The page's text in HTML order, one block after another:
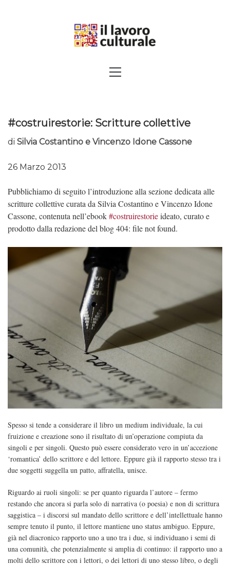
SAPERI, AFFACCIARSI SUL
Menu
#costruirestorie: Scritture collettive
di Silvia Costantino e Vincenzo Idone Cassone
26 Marzo 2013
Pubblichiamo di seguito l’introduzione alla sezione dedicata alle
scritture collettive curata da Silvia Costantino e Vincenzo Idone
Cassone, contenuta nell’ebook#costruirestorieideato, curato e
prodotto dalla redazione del blog 404: file not found.
Spesso si tende a considerare il libro un medium individuale, la cui
fruizione e creazione sono il risultato di un’operazione compiuta da
singoli e per singoli. Questo può essere considerato vero in un’accezione
‘romantica’ dello scrittore e del lettore. Eppure già il rapporto stesso tra i
due soggetti suggella un patto, affratella, unisce.
Riguardo ai ruoli singoli: se per quanto riguarda l’autore – fermo
restando che ancora si parla solo di narrativa (o poesia) e non di scrittura
saggistica – i discorsi sul mandato dello scrittore e dell’intellettuale hanno
sempre tenuto il punto, il lettore mantiene uno status ambiguo. Eppure,
già nel diacronico rapporto uno a uno tra i due, si individuano i semi di
una comunità, che potenzialmente si amplia di continuo: il rapporto uno a
molti dello scrittore con i lettori, o dei lettori di uno stesso libro, o degli